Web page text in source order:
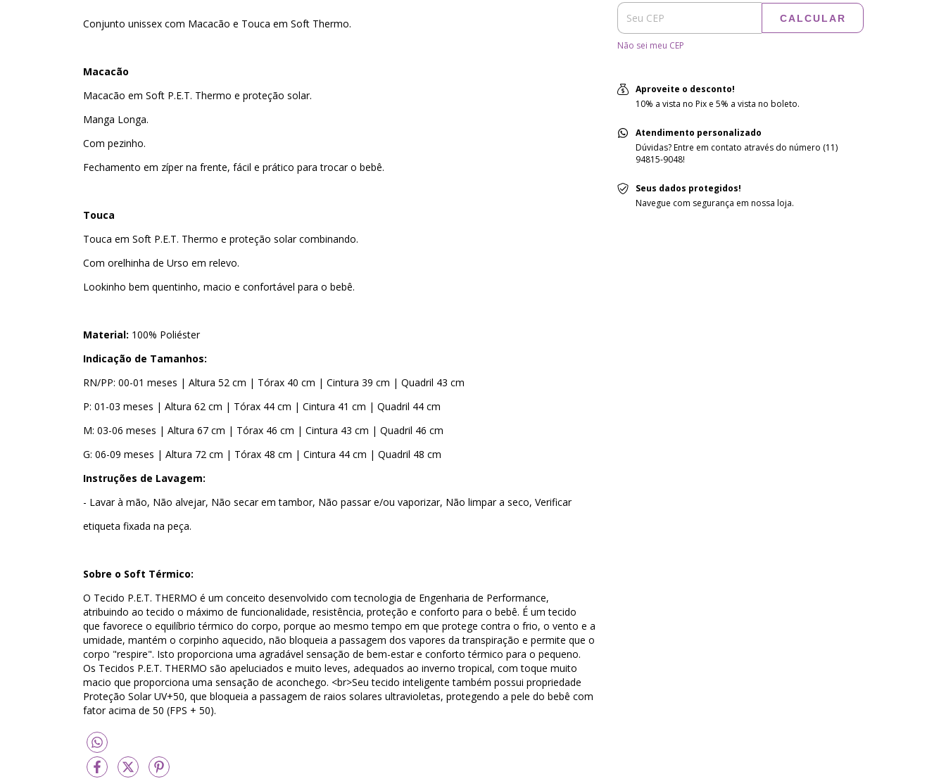
Conjunto unissex com Macacão e Touca em Soft Thermo.
Macacão
Macacão em Soft P.E.T. Thermo e proteção solar.
Manga Longa.
Com pezinho.
Fechamento em zíper na frente, fácil e prático para trocar o bebê.
Touca
Touca em Soft P.E.T. Thermo e proteção solar combinando.
Com orelhinha de Urso em relevo.
Lookinho bem quentinho, macio e confortável para o bebê.
Material: 100% Poliéster
Indicação de Tamanhos:
RN/PP: 00-01 meses | Altura 52 cm | Tórax 40 cm | Cintura 39 cm | Quadril 43 cm
P: 01-03 meses | Altura 62 cm | Tórax 44 cm | Cintura 41 cm | Quadril 44 cm
M: 03-06 meses | Altura 67 cm | Tórax 46 cm | Cintura 43 cm | Quadril 46 cm
G: 06-09 meses | Altura 72 cm | Tórax 48 cm | Cintura 44 cm | Quadril 48 cm
Instruções de Lavagem:
- Lavar à mão, Não alvejar, Não secar em tambor, Não passar e/ou vaporizar, Não limpar a seco, Verificar
etiqueta fixada na peça.
Sobre o Soft Térmico:
O Tecido P.E.T. THERMO é um conceito desenvolvido com tecnologia de Engenharia de Performance,
atribuindo ao tecido o máximo de funcionalidade, resistência, proteção e conforto para o bebê. É um tecido
que favorece o equilíbrio térmico do corpo, porque ao mesmo tempo em que protege contra o frio, o vento e a
umidade, mantém o corpinho aquecido, não bloqueia a passagem dos vapores da transpiração e permite que o
corpo "respire". Isto proporciona uma agradável sensação de bem-estar e conforto térmico para o pequeno.
Os Tecidos P.E.T. THERMO são apeluciados e muito leves, adequados ao inverno tropical, com toque muito
macio que proporciona uma sensação de aconchego. <br>Seu tecido inteligente também possui propriedade
Proteção Solar UV+50, que bloqueia a passagem de raios solares ultravioletas, protegendo a pele do bebê com
fator acima de 50 (FPS + 50).
CALCULAR
Não sei meu CEP
Aproveite o desconto!
10% a vista no Pix e 5% a vista no boleto.
Atendimento personalizado
Dúvidas? Entre em contato através do número (11)
94815-9048!
Seus dados protegidos!
Navegue com segurança em nossa loja.